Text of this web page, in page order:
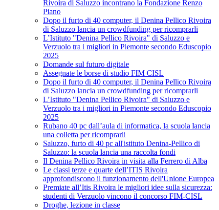
Rivoira di Saluzzo incontrano la Fondazione Renzo
Piano
Dopo il furto di 40 computer, il Denina Pellico Rivoira
di Saluzzo lancia un crowdfunding per ricomprarli
L’Istituto "Denina Pellico Rivoira" di Saluzzo e
Verzuolo tra i migliori in Piemonte secondo Eduscopio
2025
Domande sul futuro digitale
Assegnate le borse di studio FIM CISL
Dopo il furto di 40 computer, il Denina Pellico Rivoira
di Saluzzo lancia un crowdfunding per ricomprarli
L’Istituto "Denina Pellico Rivoira" di Saluzzo e
Verzuolo tra i migliori in Piemonte secondo Eduscopio
2025
Rubano 40 pc dall’aula di informatica, la scuola lancia
una colletta per ricomprarli
Saluzzo, furto di 40 pc all'istituto Denina-Pellico di
Saluzzo: la scuola lancia una raccolta fondi
Il Denina Pellico Rivoira in visita alla Ferrero di Alba
Le classi terze e quarte dell’ITIS Rivoira
approfondiscono il funzionamento dell'Unione Europea
Premiate all’Itis Rivoira le migliori idee sulla sicurezza:
studenti di Verzuolo vincono il concorso FIM-CISL
Droghe, lezione in classe